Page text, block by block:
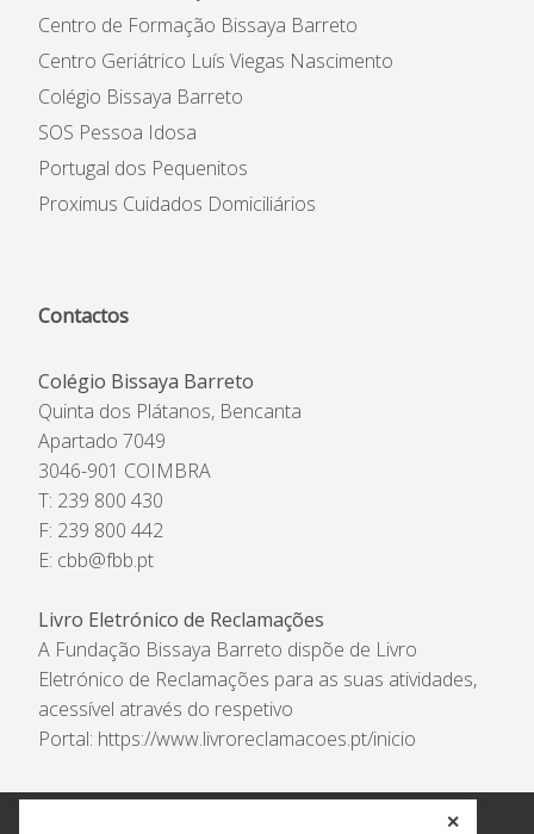
✕
Centro de Formação Bissaya Barreto
Centro Geriátrico Luís Viegas Nascimento
Colégio Bissaya Barreto
SOS Pessoa Idosa
Portugal dos Pequenitos
Proximus Cuidados Domiciliários
Contactos
Colégio Bissaya Barreto
Quinta dos Plátanos, Bencanta
Apartado 7049
3046-901 COIMBRA
T: 239 800 430
F: 239 800 442
E: cbb@fbb.pt
Livro Eletrónico de Reclamações
A Fundação Bissaya Barreto dispõe de Livro
Eletrónico de Reclamações para as suas atividades,
acessível através do respetivo
Portal: https://www.livroreclamacoes.pt/inicio